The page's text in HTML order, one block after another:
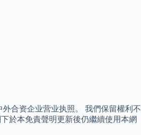
合资企业营业执照。 我們保留權利不
於本免責聲明更新後仍繼續使用本網